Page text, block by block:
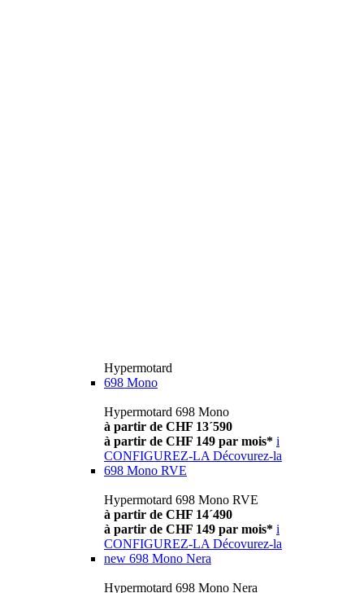
Hypermotard
698 Mono
Hypermotard 698 Mono
à partir de CHF 13´590
à partir de CHF 149 par mois* i
CONFIGUREZ-LA Décovurez-la
698 Mono RVE
Hypermotard 698 Mono RVE
à partir de CHF 14´490
à partir de CHF 149 par mois* i
CONFIGUREZ-LA Décovurez-la
new 698 Mono Nera
Hypermotard 698 Mono Nera